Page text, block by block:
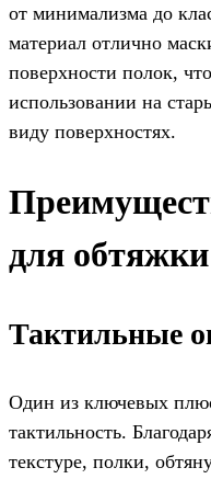
от минимализма до
материал отлично
поверхности полок,
использовании на
виду поверхностях.
для
Тактильные
Один из ключевых
тактильность.
текстуре, полки,